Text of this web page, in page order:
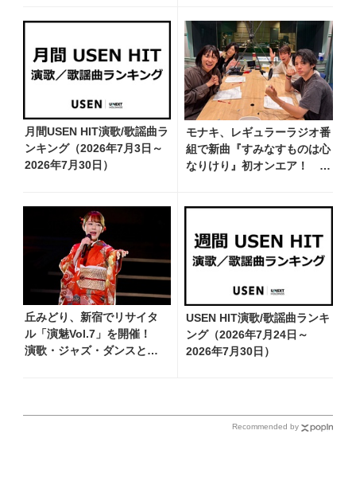
月間USEN HIT演歌/歌謡曲ラ
ンキング（2026年7月3日～
2026年7月30日）
モナキ、レギュラーラジオ番
組で新曲『すみなすものは心
なりけり』初オンエア！
丘みどり、新宿でリサイタ
ル「演魅Vol.7」を開催！
演歌・ジャズ・ダンスと見
USEN HIT演歌/歌謡曲ランキ
ング（2026年7月24日～
2026年7月30日）
Recommended by